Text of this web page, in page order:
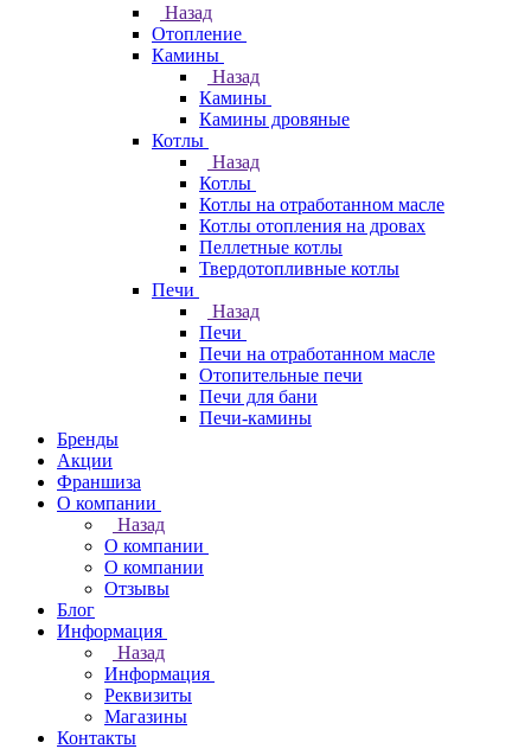
Назад
Отопление
Камины
Назад
Камины
Камины дровяные
Котлы
Назад
Котлы
Котлы на отработанном масле
Котлы отопления на дровах
Пеллетные котлы
Твердотопливные котлы
Печи
Назад
Печи
Печи на отработанном масле
Отопительные печи
Печи для бани
Печи-камины
Бренды
Акции
Франшиза
О компании
Назад
О компании
О компании
Отзывы
Блог
Информация
Назад
Информация
Реквизиты
Магазины
Контакты